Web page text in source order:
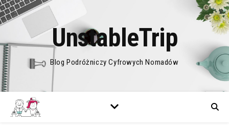
UnstableTrip
Blog Podróżniczy Cyfrowych Nomadów